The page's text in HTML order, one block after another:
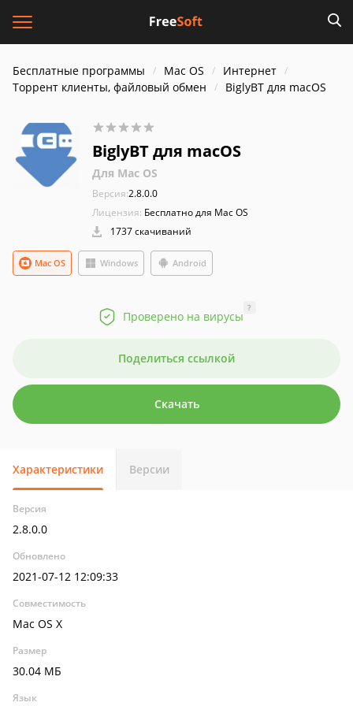
Бесплатные программы Mac OS
Интернет
Торрент клиенты, файловый обмен
BiglyBT для macOS
BiglyBT для macOS
Для Mac OS
Версия:2.8.0.0
Лицензия: Бесплатно для Mac OS
1737 скачиваний
Windows Android
Mac OS
Проверено на вирусы
?
Поделиться ссылкой
Скачать
Характеристики Версии
Версия
2.8.0.0
Обновлено
2021-07-12 12:09:33
Совместимость
Mac OS X
Размер
30.04 МБ
Язык